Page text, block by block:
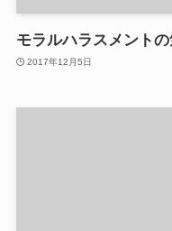
モラルハラスメント
2017年12月5日